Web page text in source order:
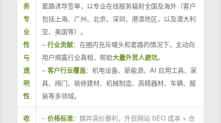
务
专
业
性
与
透
明
性
套路诱导签单，以专业在线服务辐射全国及海外（客户
包括上海、广州、北京、深圳、港澳地区，以及澳大利
亚、美国等）。
–行业贡献：在圈内充斥噱头和套路的情况下，主动向
用户揭露行业真相，帮助大量外贸人避坑。
–客户行业覆盖：机电设备、新能源、AI 应用工具、家
具、阀门、装修建材、机械制造、高精器材、车辆、服
装等多领域。
收
– 价格标准：摒弃高价暴利，外贸网站 SEO 成本 + 合